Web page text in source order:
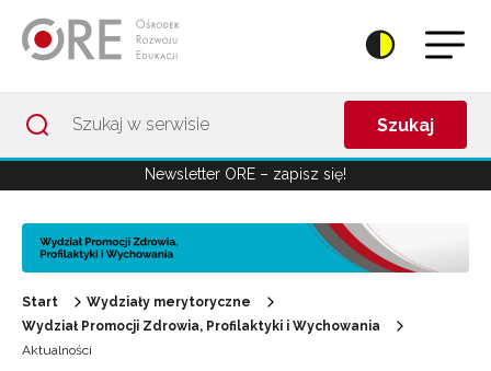
Szukaj
Newsletter ORE – zapisz się!
Start
Wydziały merytoryczne
Wydział Promocji Zdrowia, Profilaktyki i Wychowania
Aktualności